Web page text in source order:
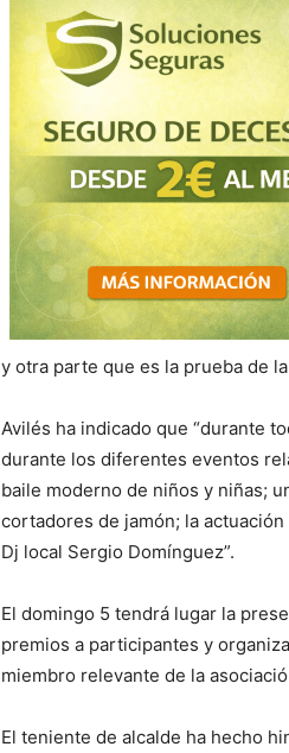
y otra parte que es la prueba de
Avilés ha indicado que “durante
durante los diferentes eventos
baile moderno de niños y niñas;
cortadores de jamón; la
Dj local Sergio Domínguez”.
El domingo 5 tendrá lugar la
premios a participantes y
miembro relevante de la
El teniente de alcalde ha hecho